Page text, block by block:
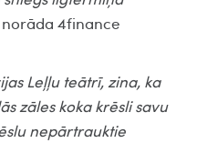
norāda 4finance
Leļļu teātrī, zina, ka
zāles koka krēsli savu
nepārtrauktie